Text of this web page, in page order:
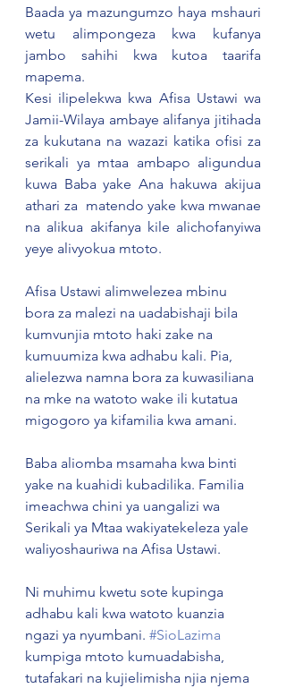
Baada ya mazungumzo haya mshauri
wetu alimpongeza kwa kufanya
jambo sahihi kwa kutoa taarifa
mapema.
Kesi ilipelekwa kwa Afisa Ustawi wa
Jamii-Wilaya ambaye alifanya jitihada
za kukutana na wazazi katika ofisi za
serikali ya mtaa ambapo aligundua
kuwa Baba yake Ana hakuwa akijua
athari za  matendo yake kwa mwanae
na alikua akifanya kile alichofanyiwa
yeye alivyokua mtoto.
Afisa Ustawi alimwelezea mbinu
bora za malezi na uadabishaji bila
kumvunjia mtoto haki zake na
kumuumiza kwa adhabu kali. Pia,
alielezwa namna bora za kuwasiliana
na mke na watoto wake ili kutatua
migogoro ya kifamilia kwa amani.
Baba aliomba msamaha kwa binti
yake na kuahidi kubadilika. Familia
imeachwa chini ya uangalizi wa
Serikali ya Mtaa wakiyatekeleza yale
waliyoshauriwa na Afisa Ustawi.
Ni muhimu kwetu sote kupinga
adhabu kali kwa watoto kuanzia
ngazi ya nyumbani. #SioLazima
kumpiga mtoto kumuadabisha,
tutafakari na kujielimisha njia njema